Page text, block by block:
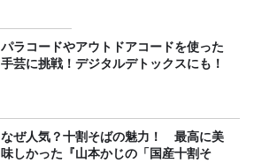
パラコードやアウトドアコードを使った
手芸に挑戦！デジタルデトックスにも！
なぜ人気？十割そばの魅力！ 最高に美
味しかった『山本かじの「国産十割そ